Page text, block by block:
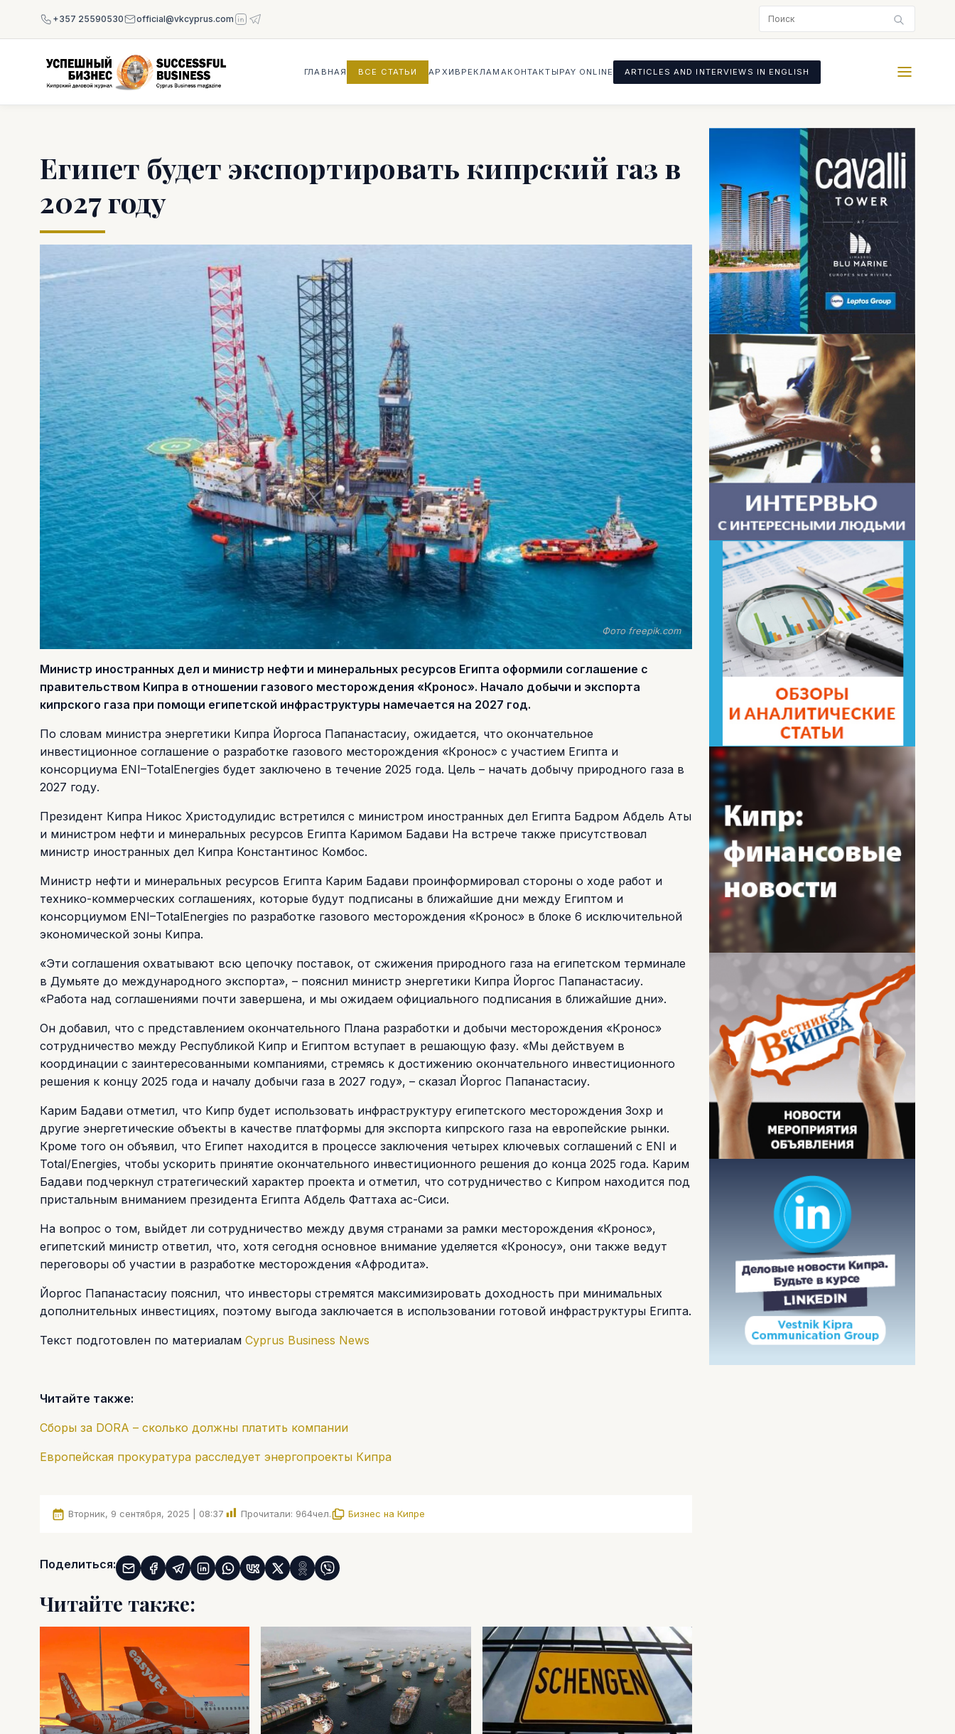
+357 25590530 official@vkcyprus.com
ГЛАВНАЯ ВСЕ СТАТЬИ АРХИВ РЕКЛАМА КОНТАКТЫ PAY ONLINE ARTICLES AND INTERVIEWS IN ENGLISH
Египет будет экспортировать кипрский газ в
2027 году
Фото freepik.com
Министр иностранных дел и министр нефти и минеральных ресурсов Египта оформили соглашение с
правительством Кипра в отношении газового месторождения «Кронос». Начало добычи и экспорта
кипрского газа при помощи египетской инфраструктуры намечается на 2027 год.
По словам министра энергетики Кипра Йоргоса Папанастасиу, ожидается, что окончательное
инвестиционное соглашение о разработке газового месторождения «Кронос» с участием Египта и
консорциума ENI–TotalEnergies будет заключено в течение 2025 года. Цель – начать добычу природного газа в
2027 году.
Президент Кипра Никос Христодулидис встретился с министром иностранных дел Египта Бадром Абдель Аты
и министром нефти и минеральных ресурсов Египта Каримом Бадави На встрече также присутствовал
министр иностранных дел Кипра Константинос Комбос.
Министр нефти и минеральных ресурсов Египта Карим Бадави проинформировал стороны о ходе работ и
технико-коммерческих соглашениях, которые будут подписаны в ближайшие дни между Египтом и
консорциумом ENI–TotalEnergies по разработке газового месторождения «Кронос» в блоке 6 исключительной
экономической зоны Кипра.
«Эти соглашения охватывают всю цепочку поставок, от сжижения природного газа на египетском терминале
в Думьяте до международного экспорта», – пояснил министр энергетики Кипра Йоргос Папанастасиу.
«Работа над соглашениями почти завершена, и мы ожидаем официального подписания в ближайшие дни».
Он добавил, что с представлением окончательного Плана разработки и добычи месторождения «Кронос»
сотрудничество между Республикой Кипр и Египтом вступает в решающую фазу. «Мы действуем в
координации с заинтересованными компаниями, стремясь к достижению окончательного инвестиционного
решения к концу 2025 года и началу добычи газа в 2027 году», – сказал Йоргос Папанастасиу.
Карим Бадави отметил, что Кипр будет использовать инфраструктуру египетского месторождения Зохр и
другие энергетические объекты в качестве платформы для экспорта кипрского газа на европейские рынки.
Кроме того он объявил, что Египет находится в процессе заключения четырех ключевых соглашений с ENI и
Total/Energies, чтобы ускорить принятие окончательного инвестиционного решения до конца 2025 года. Карим
Бадави подчеркнул стратегический характер проекта и отметил, что сотрудничество с Кипром находится под
пристальным вниманием президента Египта Абдель Фаттаха ас-Сиси.
На вопрос о том, выйдет ли сотрудничество между двумя странами за рамки месторождения «Кронос»,
египетский министр ответил, что, хотя сегодня основное внимание уделяется «Кроносу», они также ведут
переговоры об участии в разработке месторождения «Афродита».
Йоргос Папанастасиу пояснил, что инвесторы стремятся максимизировать доходность при минимальных
дополнительных инвестициях, поэтому выгода заключается в использовании готовой инфраструктуры Египта.
Текст подготовлен по материалам Cyprus Business News
Читайте также:
Сборы за DORA – сколько должны платить компании
Европейская прокуратура расследует энергопроекты Кипра
Вторник, 9 сентября, 2025 | 08:37 Прочитали: 964чел. Бизнес на Кипре
Поделиться:
Читайте также: